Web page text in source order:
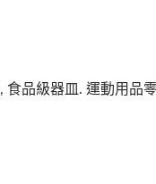
品級器皿. 運動用品